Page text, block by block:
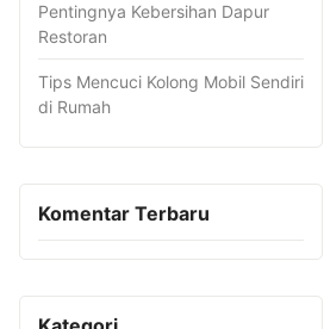
Pentingnya Kebersihan Dapur
Restoran
Tips Mencuci Kolong Mobil Sendiri
di Rumah
Komentar Terbaru